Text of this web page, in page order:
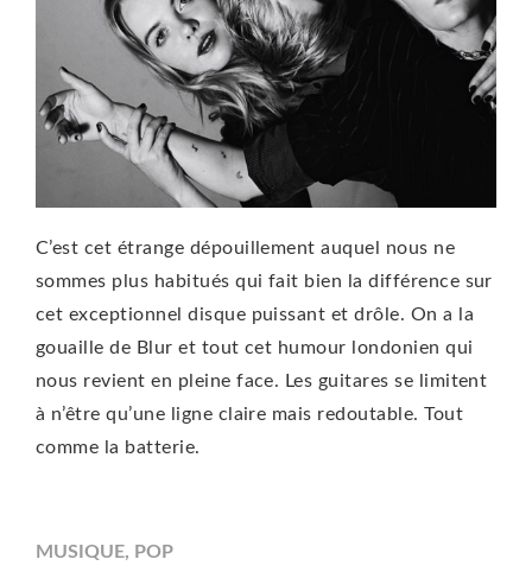
C’est cet étrange dépouillement auquel nous ne
sommes plus habitués qui fait bien la différence sur
cet exceptionnel disque puissant et drôle. On a la
gouaille de Blur et tout cet humour londonien qui
nous revient en pleine face. Les guitares se limitent
à n’être qu’une ligne claire mais redoutable. Tout
comme la batterie.
MUSIQUE, POP